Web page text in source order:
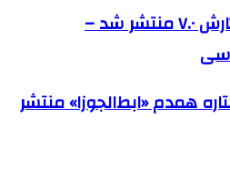
وردپرس فارسی نگارش ۷.۰ منتشر شد –
همدم «ابط‌الجوزا» منتشر